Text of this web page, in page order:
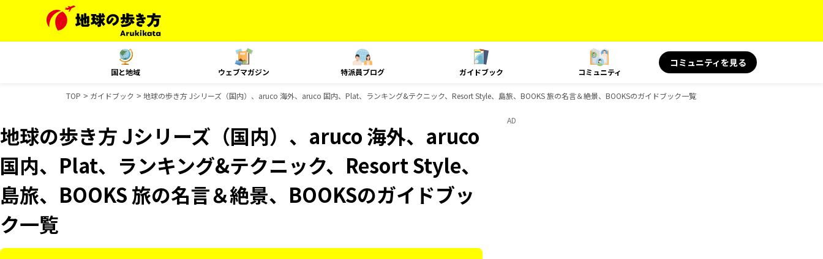
国と地域 ウェブマガジン 特派員ブログ ガイドブック コミュニティ
コミュニティを見る
TOP ガイドブック 地球の歩き方 Jシリーズ（国内）、aruco 海外、aruco 国内、Plat、ランキング&テクニック、Resort Style、島旅、BOOKS 旅の名言＆絶景、BOOKSのガイドブック一覧
地球の歩き方 Jシリーズ（国内）、aruco 海外、aruco
国内、Plat、ランキング&テクニック、Resort Style、
島旅、BOOKS 旅の名言＆絶景、BOOKSのガイドブッ
ク一覧
AD